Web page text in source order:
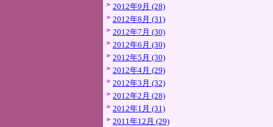
2012年9月 (28)
2012年8月 (31)
2012年7月 (30)
2012年6月 (30)
2012年5月 (30)
2012年4月 (29)
2012年3月 (32)
2012年2月 (28)
2012年1月 (31)
2011年12月 (29)